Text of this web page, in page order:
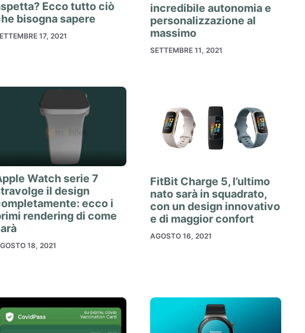
Ecco tutto ciò
bisogna sapere
17, 2021
incredibile autonomia e
personalizzazione al
massimo
SETTEMBRE 11, 2021
Watch serie 7
il design
ecco i
rendering di come
18, 2021
FitBit Charge 5, l’ultimo
nato sarà in squadrato,
con un design innovativo
e di maggior confort
AGOSTO 16, 2021